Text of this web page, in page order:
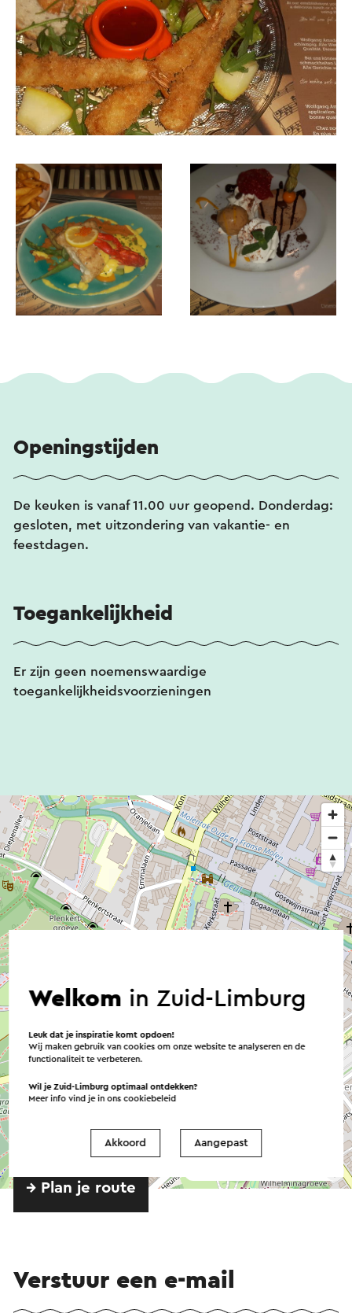
Openingstijden
De keuken is vanaf 11.00 uur geopend. Donderdag:
gesloten, met uitzondering van vakantie- en
feestdagen.
Toegankelijkheid
Er zijn geen noemenswaardige
toegankelijkheidsvoorzieningen
→ Plan je route
Verstuur een e-mail
Welkom in Zuid-Limburg
Leuk dat je inspiratie komt opdoen!
Wij maken gebruik van cookies om onze website te analyseren en de
functionaliteit te verbeteren.
Wil je Zuid-Limburg optimaal ontdekken?
Meer info vind je in onscookiebeleid
Akkoord Aangepast